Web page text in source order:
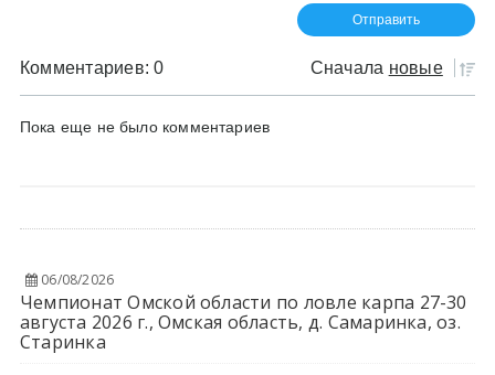
Комментариев: 0 Сначала новые
Пока еще не было комментариев
06/08/2026
Чемпионат Омской области по ловле карпа 27-30
августа 2026 г., Омская область, д. Самаринка, оз.
Старинка